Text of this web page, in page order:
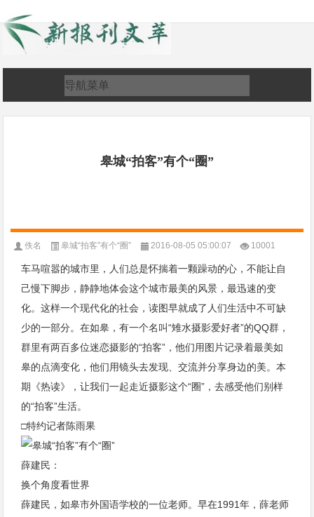
皋城“拍客”有个“圈”
佚名 皋城“拍客”有个“圈” 2016-08-05 05:00:07 10001
车马喧嚣的城市里，人们总是怀揣着一颗躁动的心，不能让自
己慢下脚步，静静地体会这个城市最美的风景，最迅速的变
化。这样一个现代化的社会，读图早就成了人们生活中不可缺
少的一部分。在如皋，有一个名叫“雉水摄影爱好者”的QQ群，
群里有两百多位迷恋摄影的“拍客”，他们用图片记录着最美如
皋的点滴变化，他们用镜头去发现、交流并分享身边的美。本
期《热读》，让我们一起走近摄影这个“圈”，去感受他们别样
的“拍客”生活。
□特约记者陈雨果
薛建民：
换个角度看世界
薛建民，如皋市外国语学校的一位老师。早在1991年，薛老师